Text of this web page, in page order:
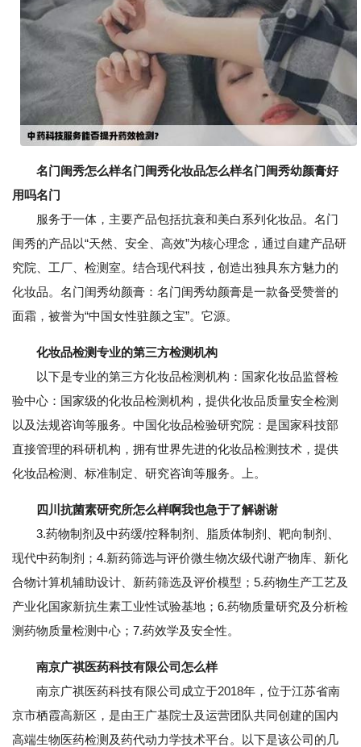
名门闺秀怎么样名门闺秀化妆品怎么样名门闺秀幼颜膏好
用吗名门
服务于一体，主要产品包括抗衰和美白系列化妆品。名门
闺秀的产品以“天然、安全、高效”为核心理念，通过自建产品研
究院、工厂、检测室。结合现代科技，创造出独具东方魅力的
化妆品。名门闺秀幼颜膏：名门闺秀幼颜膏是一款备受赞誉的
面霜，被誉为“中国女性驻颜之宝”。它源。
化妆品检测专业的第三方检测机构
以下是专业的第三方化妆品检测机构：国家化妆品监督检
验中心：国家级的化妆品检测机构，提供化妆品质量安全检测
以及法规咨询等服务。中国化妆品检验研究院：是国家科技部
直接管理的科研机构，拥有世界先进的化妆品检测技术，提供
化妆品检测、标准制定、研究咨询等服务。上。
四川抗菌素研究所怎么样啊我也急于了解谢谢
3.药物制剂及中药缓/控释制剂、脂质体制剂、靶向制剂、
现代中药制剂；4.新药筛选与评价微生物次级代谢产物库、新化
合物计算机辅助设计、新药筛选及评价模型；5.药物生产工艺及
产业化国家新抗生素工业性试验基地；6.药物质量研究及分析检
测药物质量检测中心；7.药效学及安全性。
南京广祺医药科技有限公司怎么样
南京广祺医药科技有限公司成立于2018年，位于江苏省南
京市栖霞高新区，是由王广基院士及运营团队共同创建的国内
高端生物医药检测及药代动力学技术平台。以下是该公司的几